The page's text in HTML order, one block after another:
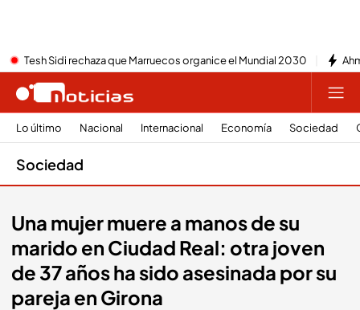
Tesh Sidi rechaza que Marruecos organice el Mundial 2030
Lo último Nacional Internacional Economía Sociedad
Sociedad
Una mujer muere a manos de su
marido en Ciudad Real: otra joven
de 37 años ha sido asesinada por su
pareja en Girona